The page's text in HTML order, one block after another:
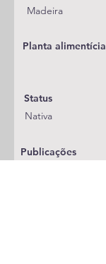
Madeira
Planta alimentícia
Status
Nativa
Publicações